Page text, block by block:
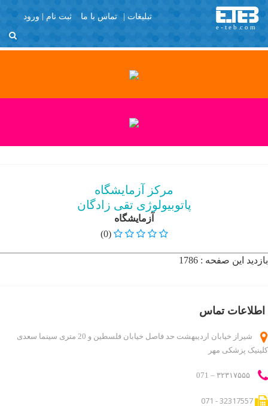
منو
Join Us
تصویربرداری
پروفایل عمومی
تبلیغات
تماس با ما
لیست قیمت ها
ورود ثبت نام تماس با ما تبلیغات |
مرکز آزمایشگاه
پاتوبیولوژی تقی زادگان
آزمایشگاه
(0)
بازدید این صفحه : 1786
اطلاعات تماس
شیراز خیابان اردیبهشت حد فاصل خیابان فلسطین و 20 متری سینما سعدی
کلینیک پزشکی مهر
۳۲۳۱۷۵۵۵ – 071